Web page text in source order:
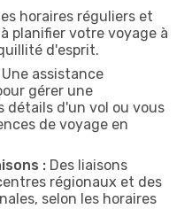
horaires réguliers et
planifier votre voyage à
d'esprit.
Une assistance
gérer une
détails d'un vol ou vous
de voyage en
: Des liaisons
régionaux et des
selon les horaires